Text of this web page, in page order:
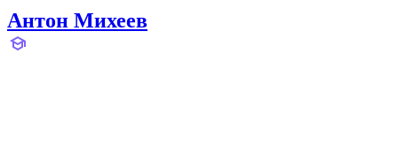
Антон Михеев